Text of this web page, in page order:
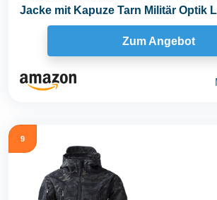
Jacke mit Kapuze Tarn Militär Optik
Zum Angebot
9